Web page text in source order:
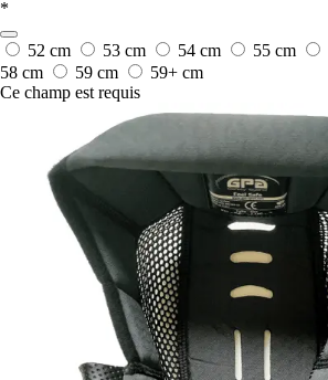
*
52 cm 53 cm 54 cm 55 cm
58 cm
59 cm
59+ cm
Ce champ est requis